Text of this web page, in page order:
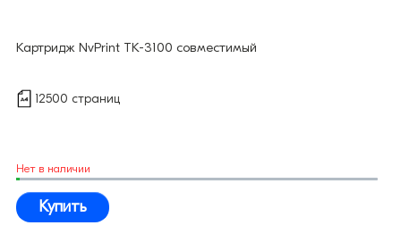
Картридж NvPrint TK-3100 совместимый
12500 страниц
Нет в наличии
Купить